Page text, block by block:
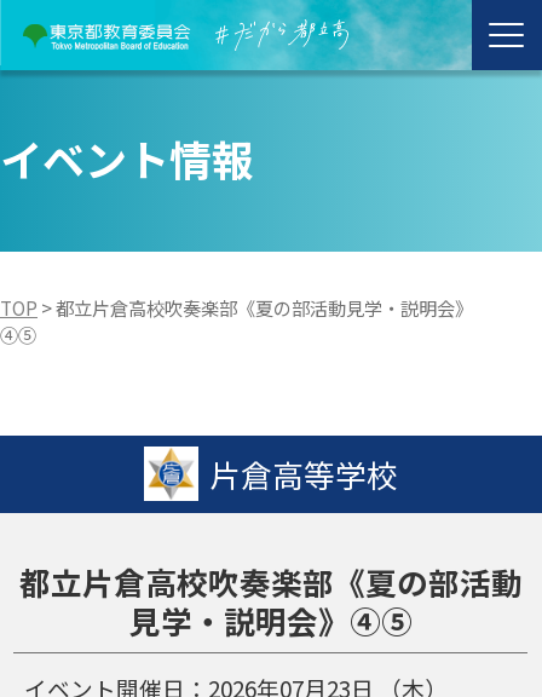
イベント情報
TOP >都立片倉高校吹奏楽部《夏の部活動見学・説明会》
④⑤
片倉高等学校
都立片倉高校吹奏楽部《夏の部活動
見学・説明会》④⑤
イベント開催日： 2026年07月23日 （木）